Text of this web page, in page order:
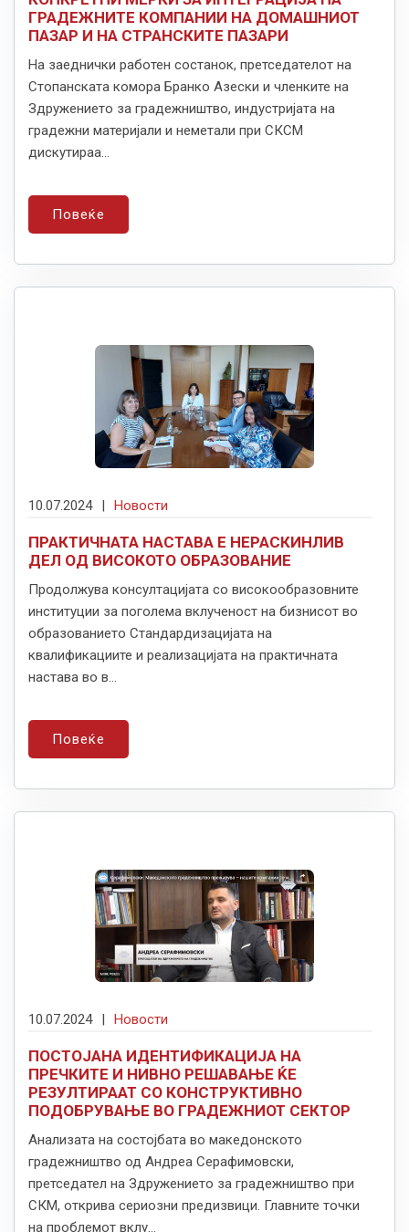
ГРАДЕЖНИТЕ КОМПАНИИ НА ДОМАШНИОТ
ПАЗАР И НА СТРАНСКИТЕ ПАЗАРИ
На заеднички работен состанок, претседателот на
Стопанската комора Бранко Азески и членките на
Здружението за градежништво, индустријата на
градежни материјали и неметали при СКСМ
дискутираа...
Повеќе
10.07.2024 Новости
ПРАКТИЧНАТА НАСТАВА Е НЕРАСКИНЛИВ
ДЕЛ ОД ВИСОКОТО ОБРАЗОВАНИЕ
Продолжува консултацијата со високообразовните
институции за поголема вклученост на бизнисот во
образованието Стандардизацијата на
квалификациите и реализацијата на практичната
настава во в...
Повеќе
10.07.2024 | Новости
ПОСТОЈАНА ИДЕНТИФИКАЦИЈА НА
ПРЕЧКИТЕ И НИВНО РЕШАВАЊЕ ЌЕ
РЕЗУЛТИРААТ СО КОНСТРУКТИВНО
ПОДОБРУВАЊЕ ВО ГРАДЕЖНИОТ СЕКТОР
Анализата на состојбата во македонското
градежништво од Андреа Серафимовски,
претседател на Здружението за градежништво при
СКМ, открива сериозни предизвици. Главните точки
на проблемот вклу...